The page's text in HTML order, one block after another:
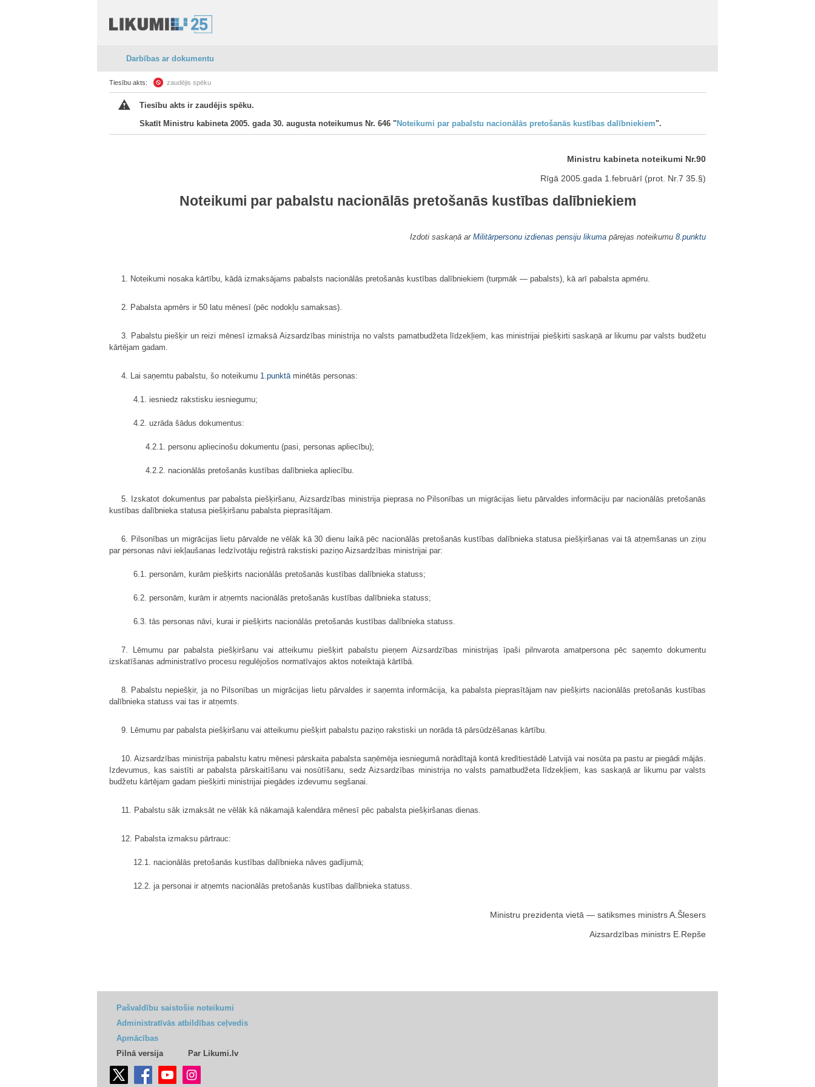
Darbības ar dokumentu
Tiesību akts: zaudējis spēku
Tiesību akts ir zaudējis spēku.
Skatīt Ministru kabineta 2005. gada 30. augusta noteikumus Nr. 646 "Noteikumi par pabalstu nacionālās pretošanās kustības dalībniekiem".
Ministru kabineta noteikumi Nr.90
Rīgā 2005.gada 1.februārī (prot. Nr.7 35.§)
Noteikumi par pabalstu nacionālās pretošanās kustības dalībniekiem
Izdoti saskaņā ar Militārpersonu izdienas pensiju likuma pārejas noteikumu 8.punktu
1. Noteikumi nosaka kārtību, kādā izmaksājams pabalsts nacionālās pretošanās kustības dalībniekiem (turpmāk — pabalsts), kā arī pabalsta apmēru.
2. Pabalsta apmērs ir 50 latu mēnesī (pēc nodokļu samaksas).
3. Pabalstu piešķir un reizi mēnesī izmaksā Aizsardzības ministrija no valsts pamatbudžeta līdzekļiem, kas ministrijai piešķirti saskaņā ar likumu par valsts budžetu
kārtējam gadam.
4. Lai saņemtu pabalstu, šo noteikumu 1.punktā minētās personas:
4.1. iesniedz rakstisku iesniegumu;
4.2. uzrāda šādus dokumentus:
4.2.1. personu apliecinošu dokumentu (pasi, personas apliecību);
4.2.2. nacionālās pretošanās kustības dalībnieka apliecību.
5. Izskatot dokumentus par pabalsta piešķiršanu, Aizsardzības ministrija pieprasa no Pilsonības un migrācijas lietu pārvaldes informāciju par nacionālās pretošanās
kustības dalībnieka statusa piešķiršanu pabalsta pieprasītājam.
6. Pilsonības un migrācijas lietu pārvalde ne vēlāk kā 30 dienu laikā pēc nacionālās pretošanās kustības dalībnieka statusa piešķiršanas vai tā atņemšanas un ziņu
par personas nāvi iekļaušanas Iedzīvotāju reģistrā rakstiski paziņo Aizsardzības ministrijai par:
6.1. personām, kurām piešķirts nacionālās pretošanās kustības dalībnieka statuss;
6.2. personām, kurām ir atņemts nacionālās pretošanās kustības dalībnieka statuss;
6.3. tās personas nāvi, kurai ir piešķirts nacionālās pretošanās kustības dalībnieka statuss.
7. Lēmumu par pabalsta piešķiršanu vai atteikumu piešķirt pabalstu pieņem Aizsardzības ministrijas īpaši pilnvarota amatpersona pēc saņemto dokumentu
izskatīšanas administratīvo procesu regulējošos normatīvajos aktos noteiktajā kārtībā.
8. Pabalstu nepiešķir, ja no Pilsonības un migrācijas lietu pārvaldes ir saņemta informācija, ka pabalsta pieprasītājam nav piešķirts nacionālās pretošanās kustības
dalībnieka statuss vai tas ir atņemts.
9. Lēmumu par pabalsta piešķiršanu vai atteikumu piešķirt pabalstu paziņo rakstiski un norāda tā pārsūdzēšanas kārtību.
10. Aizsardzības ministrija pabalstu katru mēnesi pārskaita pabalsta saņēmēja iesniegumā norādītajā kontā kredītiestādē Latvijā vai nosūta pa pastu ar piegādi mājās.
Izdevumus, kas saistīti ar pabalsta pārskaitīšanu vai nosūtīšanu, sedz Aizsardzības ministrija no valsts pamatbudžeta līdzekļiem, kas saskaņā ar likumu par valsts
budžetu kārtējam gadam piešķirti ministrijai piegādes izdevumu segšanai.
11. Pabalstu sāk izmaksāt ne vēlāk kā nākamajā kalendāra mēnesī pēc pabalsta piešķiršanas dienas.
12. Pabalsta izmaksu pārtrauc:
12.1. nacionālās pretošanās kustības dalībnieka nāves gadījumā;
12.2. ja personai ir atņemts nacionālās pretošanās kustības dalībnieka statuss.
Ministru prezidenta vietā — satiksmes ministrs A.Šlesers
Aizsardzības ministrs E.Repše
Pašvaldību saistošie noteikumi
Administratīvās atbildības ceļvedis
Apmācības
Pilnā versija
Par Likumi.lv